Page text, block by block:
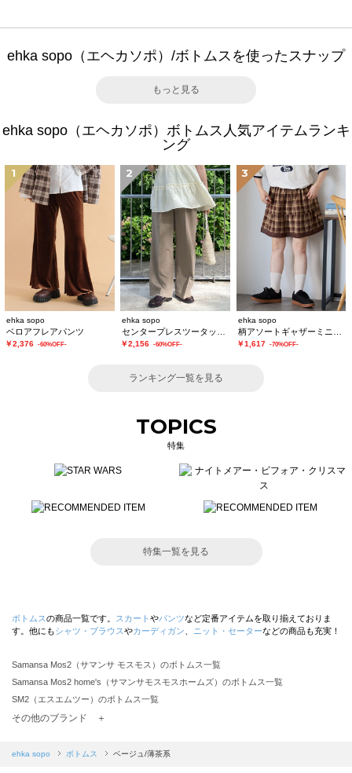
ehka sopo（エヘカソポ）/ボトムスを使ったスナップ
もっと見る
ehka sopo（エヘカソポ）ボトムス人気アイテムランキ
ング
1
ehka sopo
ベロアフレアパンツ
￥2,376 -60%OFF-
2
ehka sopo
￥2,156 -60%OFF-
3
ehka sopo
￥1,617 -70%OFF-
ランキング一覧を見る
TOPICS
特集
特集一覧を見る
ボトムスの商品一覧です。 スカート やパンツなど定番アイテムを取り揃えておりま
す。他にもシャツ・ブラウスやカーディガン ニット・セーターなどの商品も充実！
Samansa Mos2（サマンサ モスモス）のボトムス一覧
Samansa Mos2 home's（サマンサモスモスホームズ）のボトムス一覧
SM2（エスエムツー）のボトムス一覧
TSUHARU by Samansa Mos2（ツハルバイサマンサモスモス）のボトムス一覧
Samansa Mos2 blue（サマンサモスモス ブルー）のボトムス一覧
その他のブランド ＋
ehka sopo ボトムス ベージュ/薄茶系